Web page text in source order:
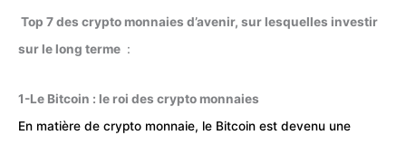
Top 7 des crypto monnaies d’avenir, sur lesquelles investir
sur le long terme :
1-Le Bitcoin : le roi des crypto monnaies
En matière de crypto monnaie, le Bitcoin est devenu une